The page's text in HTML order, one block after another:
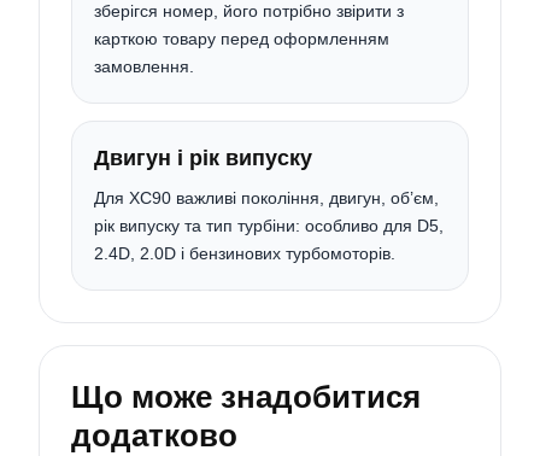
зберігся номер, його потрібно звірити з
карткою товару перед оформленням
замовлення.
Двигун і рік випуску
Для XC90 важливі покоління, двигун, об’єм,
рік випуску та тип турбіни: особливо для D5,
2.4D, 2.0D і бензинових турбомоторів.
Що може знадобитися
додатково